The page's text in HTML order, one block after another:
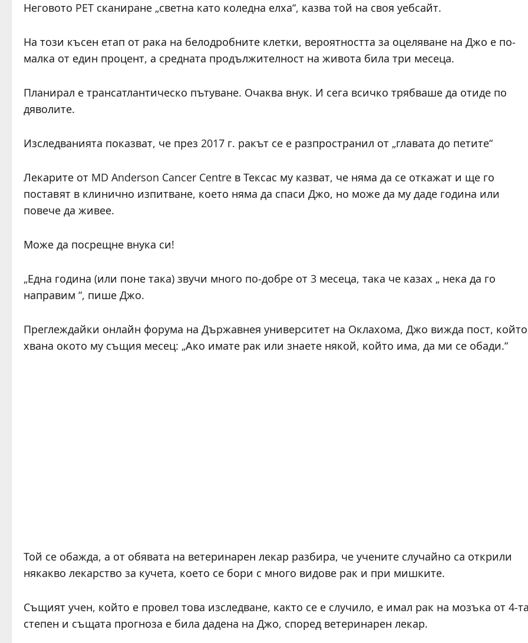
Неговото PET сканиране „светна като коледна елха“, казва той на своя уебсайт.
На този късен етап от рака на белодробните клетки, вероятността за оцеляване на Джо е по-
малка от един процент, а средната продължителност на живота била три месеца.
Планирал е трансатлантическо пътуване. Очаква внук. И сега всичко трябваше да отиде по
дяволите.
Изследванията показват, че през 2017 г. ракът се е разпространил от „главата до петите“
Лекарите от MD Anderson Cancer Centre в Тексас му казват, че няма да се откажат и ще го
поставят в клинично изпитване, което няма да спаси Джо, но може да му даде година или
повече да живее.
Може да посрещне внука си!
„Една година (или поне така) звучи много по-добре от 3 месеца, така че казах „ нека да го
направим “, пише Джо.
Преглеждайки онлайн форума на Държавнея университет на Оклахома, Джо вижда пост, който
хвана окото му същия месец: „Ако имате рак или знаете някой, който има, да ми се обади.“
Той се обажда, а от обявата на ветеринарен лекар разбира, че учените случайно са открили
някакво лекарство за кучета, което се бори с много видове рак и при мишките.
Същият учен, който е провел това изследване, както се е случило, е имал рак на мозъка от 4-
степен и същата прогноза е била дадена на Джо, според ветеринарен лекар.